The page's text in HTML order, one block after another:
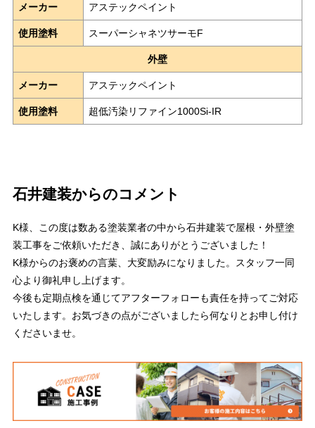
メーカー アステックペイント
使用塗料 スーパーシャネツサーモF
外壁
メーカー アステックペイント
使用塗料 超低汚染リファイン1000Si-IR
石井建装からのコメント
K様、この度は数ある塗装業者の中から石井建装で屋根・外壁塗
装工事をご依頼いただき、誠にありがとうございました！
K様からのお褒めの言葉、大変励みになりました。スタッフ一同
心より御礼申し上げます。
今後も定期点検を通じてアフターフォローも責任を持ってご対応
いたします。お気づきの点がございましたら何なりとお申し付け
くださいませ。